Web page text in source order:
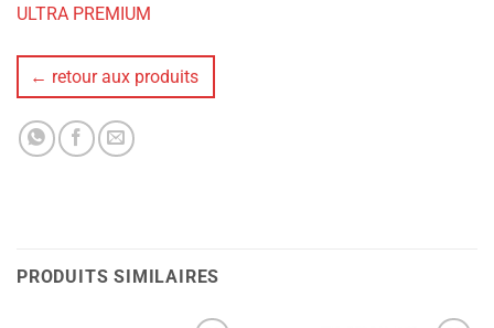
ULTRA PREMIUM
← retour aux produits
PRODUITS SIMILAIRES